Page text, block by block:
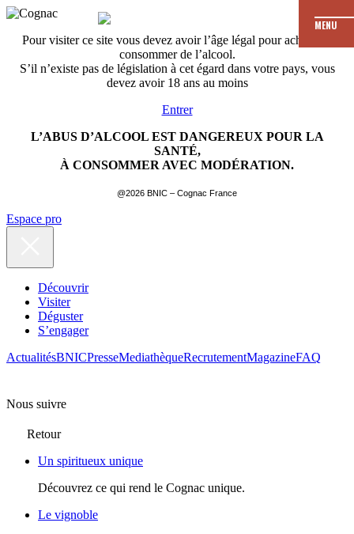
Pour visiter ce site vous devez avoir l’âge légal pour acheter et
consommer de l’alcool.
S’il n’existe pas de législation à cet égard dans votre pays, vous
devez avoir 18 ans au moins
Entrer
L’ABUS D’ALCOOL EST DANGEREUX POUR LA
SANTÉ,
À CONSOMMER AVEC MODÉRATION.
@2026 BNIC – Cognac France
MENU
Espace pro
Découvrir
Visiter
Déguster
S’engager
ActualitésBNICPresseMediathèqueRecrutementMagazineFAQ
Nous suivre
Retour
Un spiritueux unique
Découvrez ce qui rend le Cognac unique.
Le vignoble